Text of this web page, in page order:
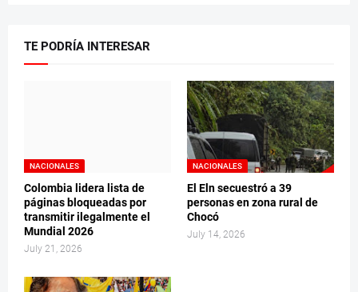
TE PODRÍA INTERESAR
NACIONALES
Colombia lidera lista de
páginas bloqueadas por
transmitir ilegalmente el
Mundial 2026
July 21, 2026
NACIONALES
El Eln secuestró a 39
personas en zona rural de
Chocó
July 14, 2026